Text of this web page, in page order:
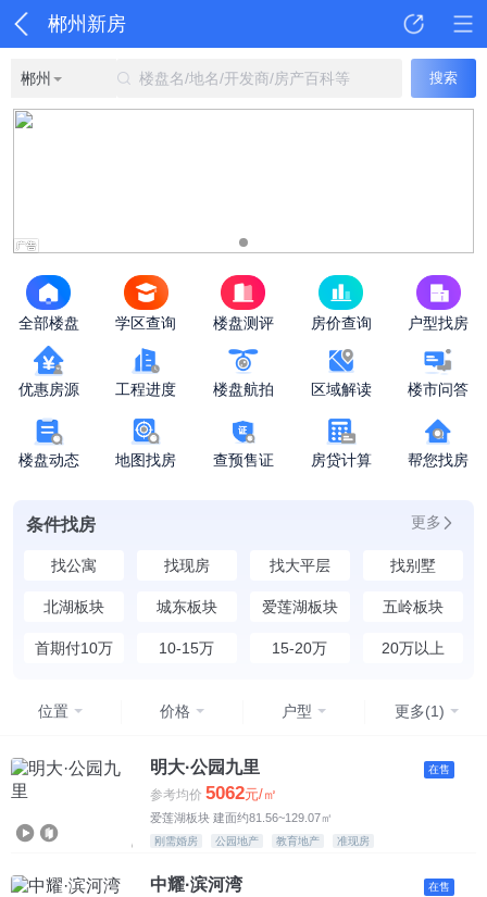
郴州新房
郴州 楼盘名/地名/开发商/房产百科等 搜索
全部楼盘 学区查询 楼盘测评 房价查询 户型找房
优惠房源 工程进度 楼盘航拍 区域解读 楼市问答
楼盘动态 地图找房 查预售证 房贷计算 帮您找房
条件找房 更多
找公寓 找现房 找大平层 找别墅
北湖板块 城东板块 爱莲湖板块 五岭板块
首期付10万 10-15万 15-20万 20万以上
位置 价格 户型 更多(1)
均价 不限
4500元以下
4500-5500元
明大·公园九里
参考均价 5062元/㎡
爱莲湖板块 建面约81.56~129.07㎡
刚需婚房 公园地产 教育地产 准现房
在售
中耀·滨河湾 在售